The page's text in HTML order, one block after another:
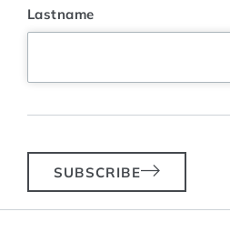
Lastname
SUBSCRIBE